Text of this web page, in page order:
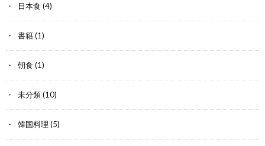
日本食 (4)
書籍(1)
朝食 (1)
未分類(10)
韓国料理 (5)